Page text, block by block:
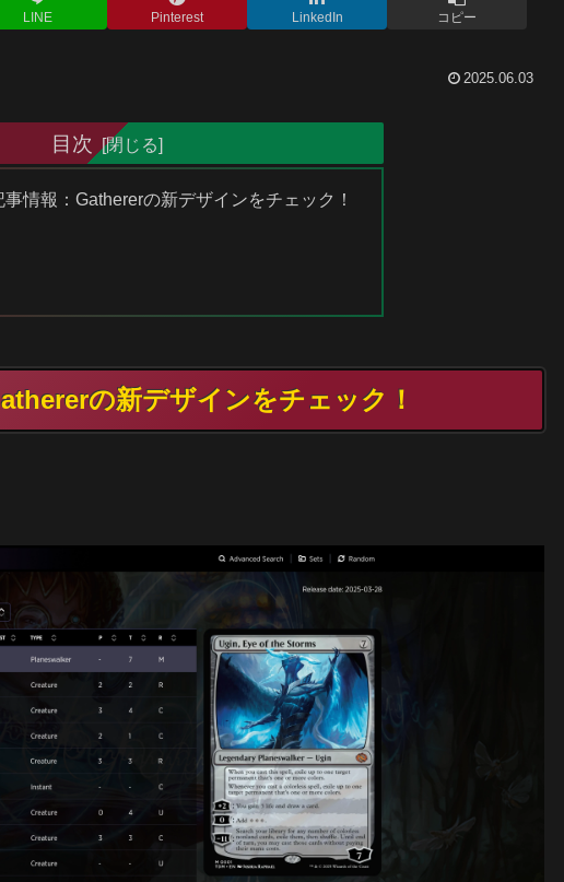
LINE Pinterest LinkedIn コピー
2025.06.03
目次
事情報：Gathererの新デザインをチェック！
の新デザインをチェック！